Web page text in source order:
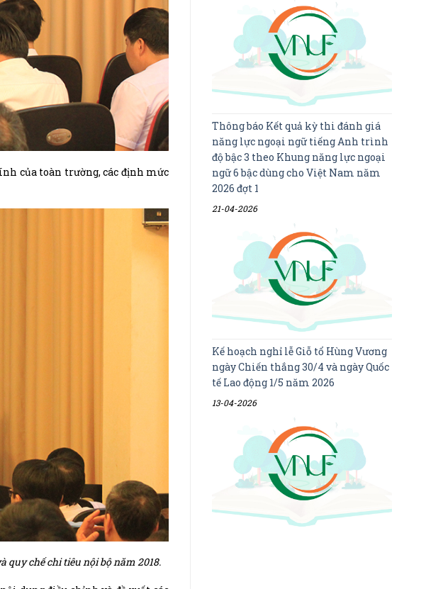
của toàn trường, các định mức
quy chế chi tiêu nội bộ năm 2018.
Thông báo Kết quả kỳ thi đánh giá
năng lực ngoại ngữ tiếng Anh trình
độ bậc 3 theo Khung năng lực ngoại
ngữ 6 bậc dùng cho Việt Nam năm
2026 đợt 1
21-04-2026
Kế hoạch nghỉ lễ Giỗ tổ Hùng Vương
ngày Chiến thắng 30/4 và ngày Quốc
tế Lao động 1/5 năm 2026
13-04-2026